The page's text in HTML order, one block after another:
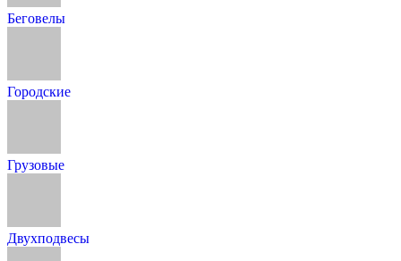
Беговелы
Городские
Грузовые
Двухподвесы